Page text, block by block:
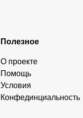
Полезное
О проекте
Помощь
Условия
Конфединциальность